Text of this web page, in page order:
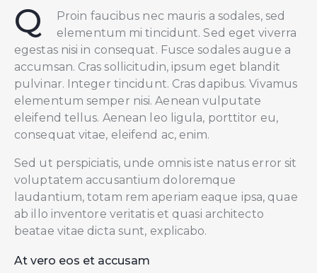
Q
Proin faucibus nec mauris a sodales, sed
elementum mi tincidunt. Sed eget viverra
egestas nisi in consequat. Fusce sodales augue a
accumsan. Cras sollicitudin, ipsum eget blandit
pulvinar. Integer tincidunt. Cras dapibus. Vivamus
elementum semper nisi. Aenean vulputate
eleifend tellus. Aenean leo ligula, porttitor eu,
consequat vitae, eleifend ac, enim.
Sed ut perspiciatis, unde omnis iste natus error sit
voluptatem accusantium doloremque
laudantium, totam rem aperiam eaque ipsa, quae
ab illo inventore veritatis et quasi architecto
beatae vitae dicta sunt, explicabo.
At vero eos et accusam